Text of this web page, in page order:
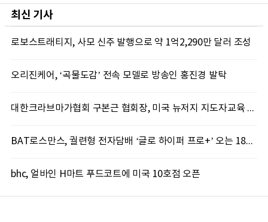
최신 기사
로보스트래티지, 사모 신주 발행으로 약 1억2,290만 달러 조성
오리진케어, ‘곡물도감’ 전속 모델로 방송인 홍진경 발탁
대한크라브마가협회 구본근 협회장, 미국 뉴저지 지도자교육 실시
BAT로스만스, 궐련형 전자담배 ‘글로 하이퍼 프로+’ 오는 18일 출시
bhc, 얼바인 H마트 푸드코트에 미국 10호점 오픈